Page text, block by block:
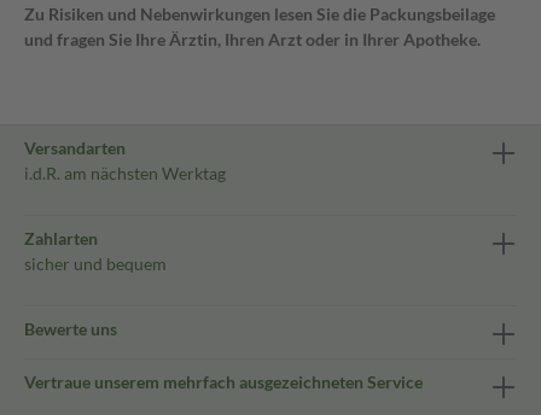
Zu Risiken und Nebenwirkungen lesen Sie die Packungsbeilage
und fragen Sie Ihre Ärztin, Ihren Arzt oder in Ihrer Apotheke.
Versandarten
i.d.R. am nächsten Werktag
Zahlarten
sicher und bequem
Bewerte uns
Vertraue unserem mehrfach ausgezeichneten Service